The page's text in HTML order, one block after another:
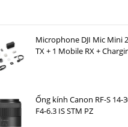
Microphone DJI Mic Mini
TX + 1 Mobile RX +
Ống kính Canon RF-S 14-
F4-6.3 IS STM PZ